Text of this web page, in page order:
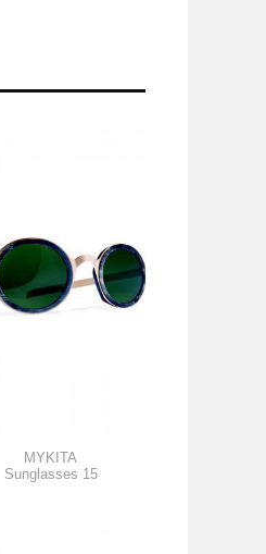
MYKITA
Sunglasses 15